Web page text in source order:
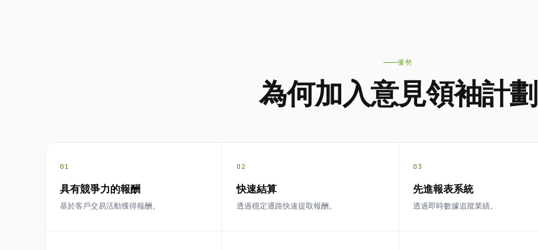
優勢
為何加入意見領袖計劃
01
具有競爭力的報酬
基於客戶交易活動獲得報酬。
02
快速結算
透過穩定通路快速提取報酬。
03
先進報表系統
透過即時數據追蹤業績。